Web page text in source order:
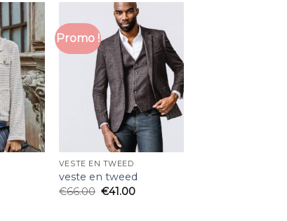
Promo !
VESTE EN TWEED
veste en tweed
€66.00 €41.00